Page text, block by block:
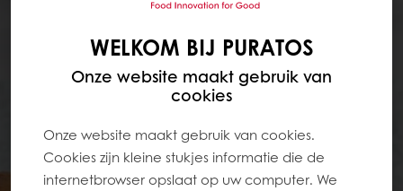
WELKOM BIJ PURATOS
Onze website maakt gebruik van
cookies
Onze website maakt gebruik van cookies.
Cookies zijn kleine stukjes informatie die de
internetbrowser opslaat op uw computer. We